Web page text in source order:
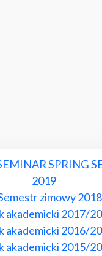
SPRING
2019
zimowy 2018
akademicki 2017/
akademicki 2016/
akademicki 2015/